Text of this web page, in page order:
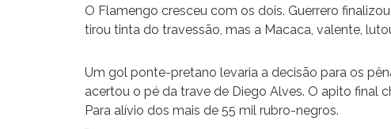
O Flamengo cresceu com os dois. Guerrero
tirou tinta do travessão, mas a Macaca, valente,
Um gol ponte-pretano levaria a decisão para os
acertou o pé da trave de Diego Alves. O apito final
Para alívio dos mais de 55 mil rubro-negros.